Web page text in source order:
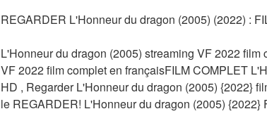
REGARDER L'Honneur du dragon (2005) (2022) :
L'Honneur du dragon (2005) streaming VF 2022
VF 2022 film complet en françaisFILM COMPLET
HD , Regarder L'Honneur du dragon (2005) {2022}
le REGARDER! L'Honneur du dragon (2005) {2022}